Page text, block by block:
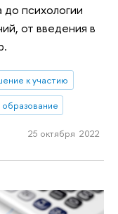
до психологии
от введения в
к участию
25 октября 2022